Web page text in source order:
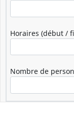
Horaires (début /
Nombre de